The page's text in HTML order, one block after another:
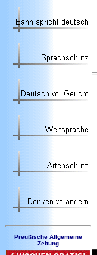
Preußische Allgemeine
Zeitung